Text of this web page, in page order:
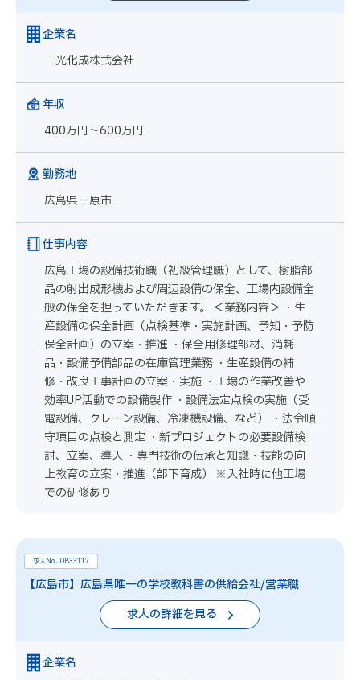
企業名
三光化成株式会社
年収
400万円～600万円
勤務地
広島県三原市
仕事内容
広島工場の設備技術職（初級管理職）として、樹脂部
品の射出成形機および周辺設備の保全、工場内設備全
般の保全を担っていただきます。 ＜業務内容＞ ・生
産設備の保全計画（点検基準・実施計画、予知・予防
保全計画）の立案・推進 ・保全用修理部材、消耗
品・設備予備部品の在庫管理業務 ・生産設備の補
修・改良工事計画の立案・実施 ・工場の作業改善や
効率UP活動での設備製作 ・設備法定点検の実施（受
電設備、クレーン設備、冷凍機設備、など） ・法令順
守項目の点検と測定 ・新プロジェクトの必要設備検
討、立案、導入 ・専門技術の伝承と知識・技能の向
上教育の立案・推進（部下育成） ※入社時に他工場
での研修あり
求人No.JOB33117
【広島市】広島県唯一の学校教科書の供給会社/営業職
求人の詳細を見る
企業名